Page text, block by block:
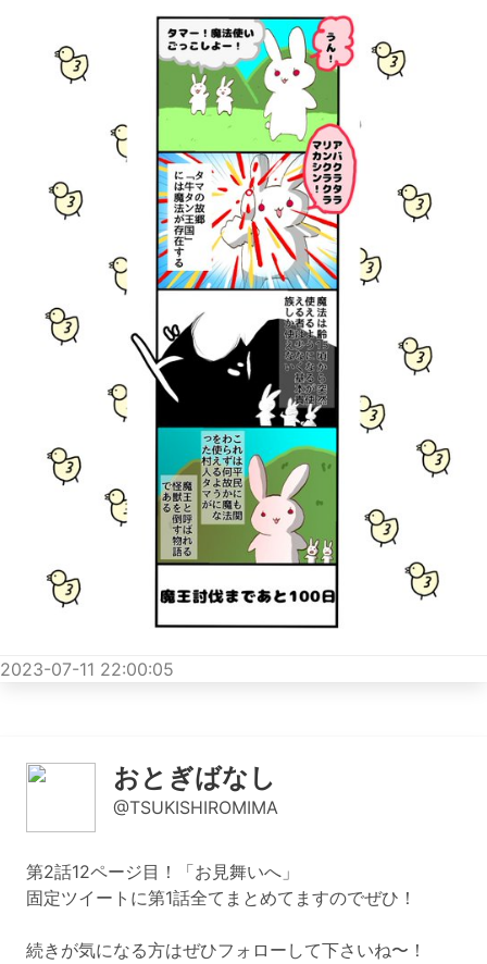
2023-07-11 22:00:05
おとぎばなし
@TSUKISHIROMIMA
第2話12ページ目！「お見舞いへ」
固定ツイートに第1話全てまとめてますのでぜひ！
続きが気になる方はぜひフォローして下さいね〜！